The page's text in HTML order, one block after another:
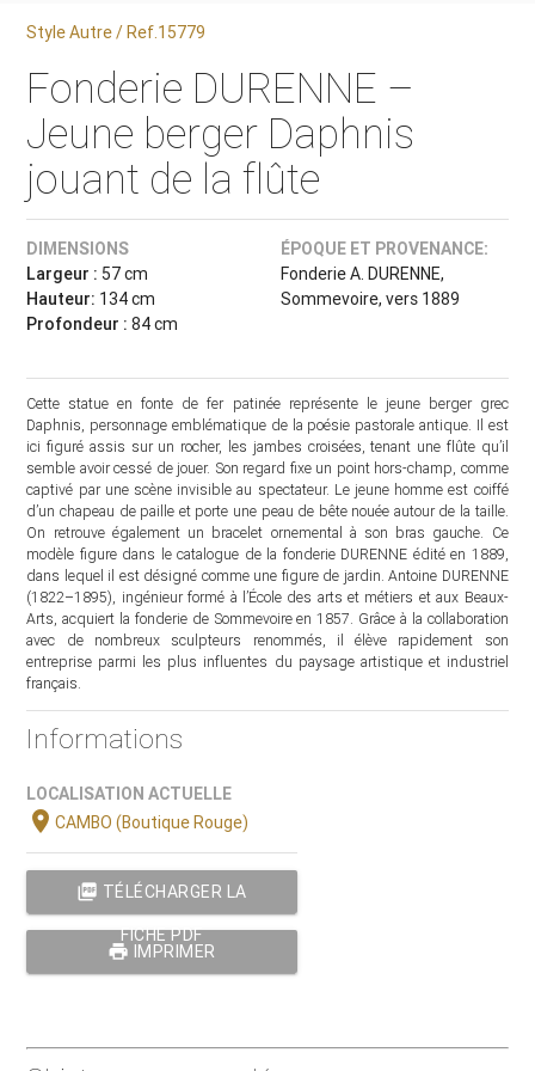
Style Autre / Ref.15779
Fonderie DURENNE –
Jeune berger Daphnis
jouant de la flûte
DIMENSIONS
Largeur : 57 cm
Hauteur: 134 cm
Profondeur : 84 cm
ÉPOQUE ET PROVENANCE:
Fonderie A. DURENNE,
Sommevoire, vers 1889
Cette statue en fonte de fer patinée représente le jeune berger grec
Daphnis, personnage emblématique de la poésie pastorale antique. Il est
ici figuré assis sur un rocher, les jambes croisées, tenant une flûte qu’il
semble avoir cessé de jouer. Son regard fixe un point hors-champ, comme
captivé par une scène invisible au spectateur. Le jeune homme est coiffé
d’un chapeau de paille et porte une peau de bête nouée autour de la taille.
On retrouve également un bracelet ornemental à son bras gauche. Ce
modèle figure dans le catalogue de la fonderie DURENNE édité en 1889,
dans lequel il est désigné comme une figure de jardin. Antoine DURENNE
(1822–1895), ingénieur formé à l’École des arts et métiers et aux Beaux-
Arts, acquiert la fonderie de Sommevoire en 1857. Grâce à la collaboration
avec de nombreux sculpteurs renommés, il élève rapidement son
entreprise parmi les plus influentes du paysage artistique et industriel
français.
Informations
LOCALISATION ACTUELLE
location_onCAMBO (Boutique Rouge)
picture_as_pdf TÉLÉCHARGER LA
FICHE PDF
print IMPRIMER